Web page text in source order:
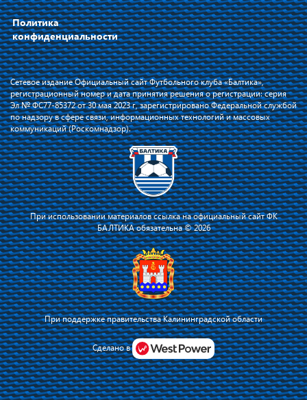
Я соглашаюсь с тем, что владелец сайта использует файлы cookie для
повышения удобства работы на сайте и сервис Яндекс.Метрика. Оставаясь
на сайте, я соглашаюсь сполитикой их применения.
Принять
Политика
конфиденциальности
Сетевое издание Официальный сайт Футбольного клуба «Балтика»,
регистрационный номер и дата принятия решения о регистрации: серия
Эл № ФС77-85372 от 30 мая 2023 г, зарегистрировано Федеральной службой
по надзору в сфере связи, информационных технологий и массовых
коммуникаций (Роскомнадзор).
При использовании материалов ссылка на официальный сайт ФК
БАЛТИКА обязательна © 2026
При поддержке правительства Калининградской области
Сделано в